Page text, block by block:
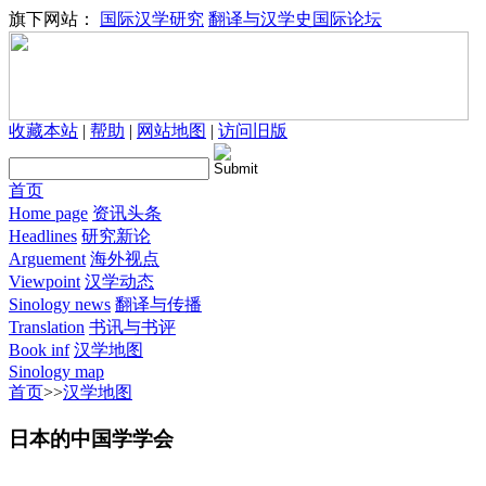
旗下网站： 国际汉学研究 翻译与汉学史国际论坛
收藏本站 | 帮助 | 网站地图 | 访问旧版
首页
Home page 资讯头条
Headlines 研究新论
Arguement 海外视点
Viewpoint 汉学动态
Sinology news 翻译与传播
Translation 书讯与书评
Book inf 汉学地图
Sinology map
首页>>汉学地图
日本的中国学学会